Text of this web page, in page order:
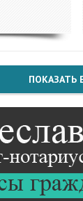
ПОКАЗАТЬ